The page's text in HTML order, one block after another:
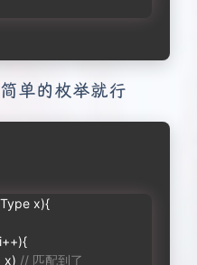
单的枚举就行
x){
x) // 匹配到了